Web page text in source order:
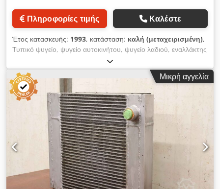
Πληροφορίες τιμής Καλέστε
Έτος κατασκευής: 1993, κατάσταση: καλή (μεταχειρισμένη),
Τυπικό ψυγείο, ψυγείο αυτοκινήτου, ψυγείο λαδιού, εναλλάκτης
θερμότητας, ψυγείο συμπιεστή, ψυγείο λαδιού υδραυλικό
-Κατασκευαστής: AKG, ελαφρύ μεταλλικό ψυγείο λαδιού/αέρα
με φίλτρο -Τύπος: 5.1074.4 1109.069.0000 -Πίεση: μέγιστη 15
bar -Διαστάσεις: 1090/420/H715 mm Dedpfxsv E D U Rj
Akbjck -Βάρος: 61 kg
Μικρή αγγελία